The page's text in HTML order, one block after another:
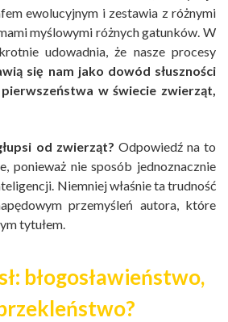
ewolucyjnym i zestawia z różnymi
myślowymi różnych gatunków. W
udowadnia, że nasze procesy
się nam jako dowód słuszności
w świecie zwierząt,
od zwierząt? Odpowiedź na to
ponieważ nie sposób jednoznacznie
Niemniej właśnie ta trudność
przemyśleń autora, które
tytułem.
błogosławieństwo,